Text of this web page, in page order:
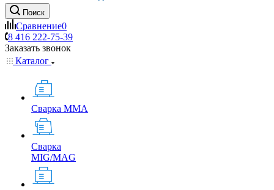
Поиск
Сравнение0
8 416 222-75-39
Заказать звонок
Каталог
Сварка MMA
Сварка
MIG/MAG